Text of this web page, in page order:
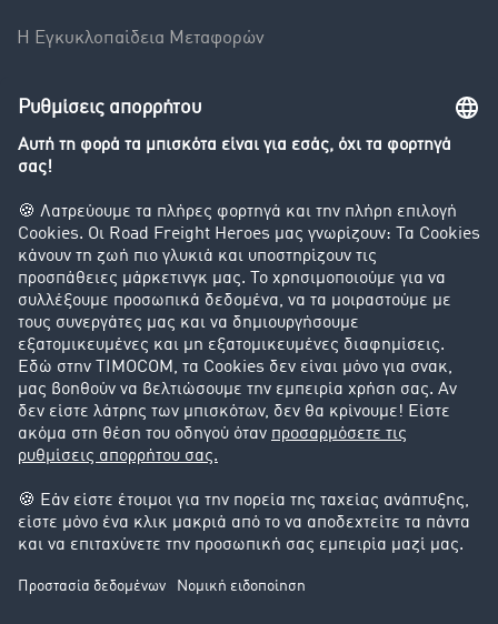
Η Εγκυκλοπαίδεια Mεταφορών
Διερεύνηση της ανταλλαγής φορτίων
Εταιρεία
Οι πελάτες προσελκύουν πελάτες
Success Stories
Υποστήριξη
Υποστήριξη
Νομικά
Στοιχεία έκδοσης
Γενικοί Όροι Συναλλαγών